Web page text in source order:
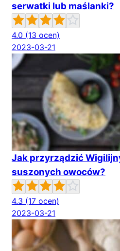
serwatki lub maślanki?
4.0 (13 ocen)
2023-03-21
Jak przyrządzić
suszonych owoców?
4.3 (17 ocen)
2023-03-21